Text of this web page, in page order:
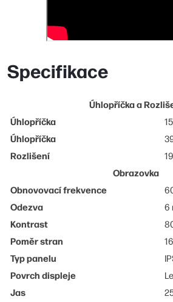
Specifikace
Úhlopříčka a
Úhlopříčka
Úhlopříčka
Rozlišení
Obrazovka
Obnovovací frekvence
Odezva 6
Kontrast
Poměr stran
Typ panelu
Povrch displeje
Jas